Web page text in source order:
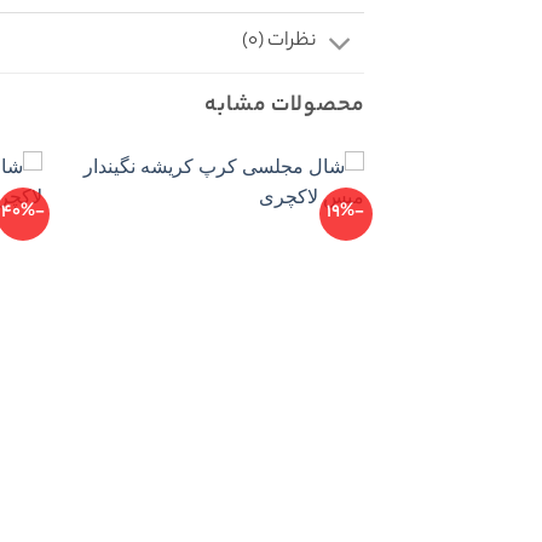
نظرات (0)
محصولات مشابه
-19%
-40%